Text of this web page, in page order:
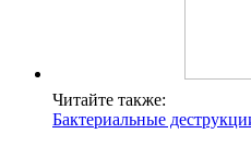
Читайте также:
Бактериальные